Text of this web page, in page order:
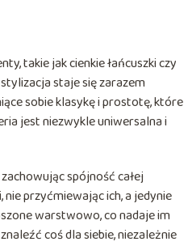
takie jak cienkie łańcuszki czy
staje się zarazem
sobie klasykę i prostotę, które
jest niezwykle uniwersalna i
spójność całej
przyćmiewając ich, a jedynie
warstwowo, co nadaje im
coś dla siebie, niezależnie